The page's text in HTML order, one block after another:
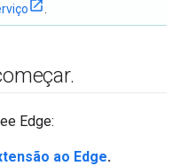
.
Edge:
ao Edge.